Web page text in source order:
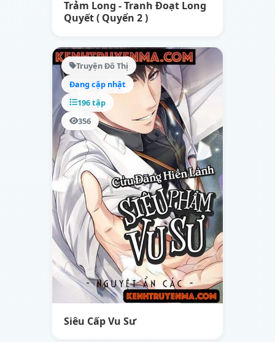
Trảm Long - Tranh Đoạt Long
Quyết ( Quyển 2 )
Truyện Đô Thị
Đang cập nhật
196 tập
356
Siêu Cấp Vu Sư